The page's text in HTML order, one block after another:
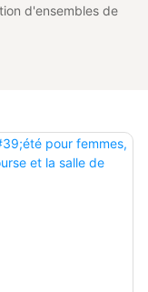
d'ensembles de